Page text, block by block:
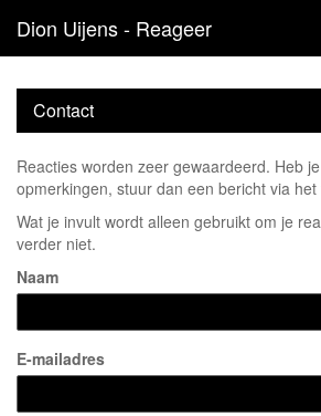
Dion Uijens - Reageer
Contact
Reacties worden zeer gewaardeerd. Heb
opmerkingen, stuur dan een bericht via
Wat je invult wordt alleen gebruikt om je
verder niet.
Naam
E-mailadres